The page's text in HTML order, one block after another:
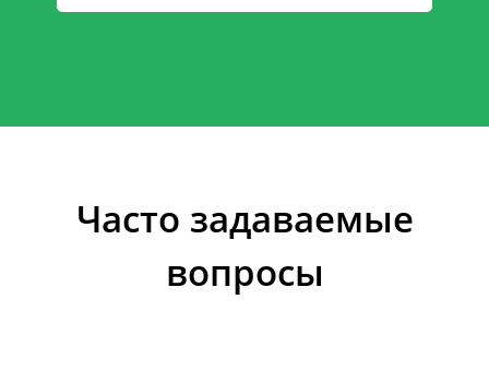
Часто задаваемые
вопросы